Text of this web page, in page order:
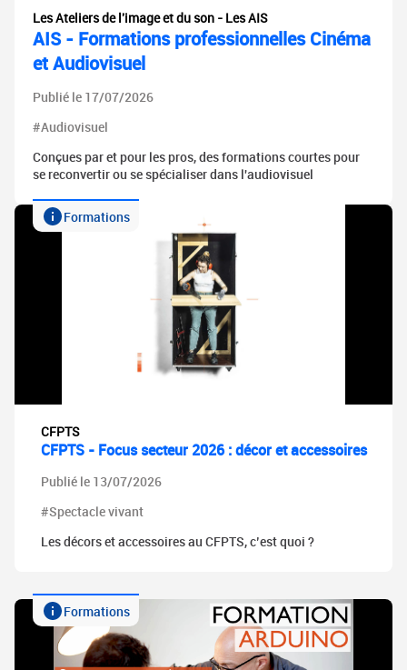
Les Ateliers de l'image et du son - Les AIS
AIS - Formations professionnelles Cinéma
et Audiovisuel
Publié le 17/07/2026
#Audiovisuel
Conçues par et pour les pros, des formations courtes pour
se reconvertir ou se spécialiser dans l'audiovisuel
Formations
CFPTS
CFPTS - Focus secteur 2026 : décor et accessoires
Publié le 13/07/2026
#Spectacle vivant
Les décors et accessoires au CFPTS, c’est quoi ?
Formations